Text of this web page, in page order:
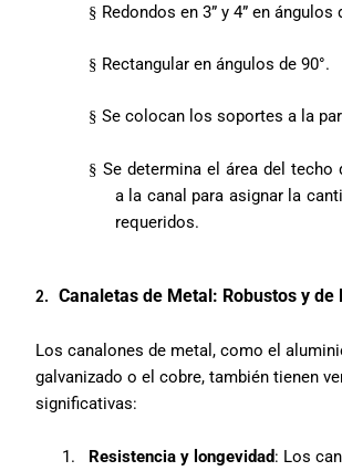
§ Redondos en 3” y 4” en ángulos
§ Rectangular en ángulos de 90°.
§ Se colocan los soportes a la
§ Se determina el área del techo
a la canal para asignar la
requeridos.
2. Canaletas de Metal: Robustos y
Los canalones de metal, como el
galvanizado o el cobre, también tienen
significativas:
1. Resistencia y longevidad: Los